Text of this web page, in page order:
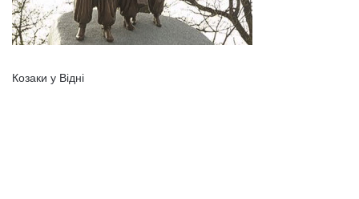
Козаки у Відні